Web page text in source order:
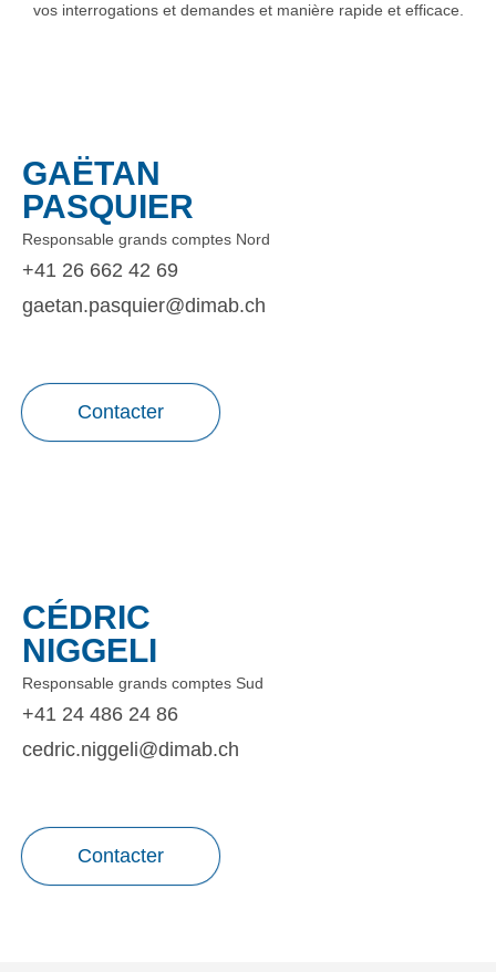
vos interrogations et demandes et manière rapide et efficace.
GAËTAN
PASQUIER
Responsable grands comptes Nord
+41 26 662 42 69
gaetan.pasquier@dimab.ch
Contacter
CÉDRIC
NIGGELI
Responsable grands comptes Sud
+41 24 486 24 86
cedric.niggeli@dimab.ch
Contacter